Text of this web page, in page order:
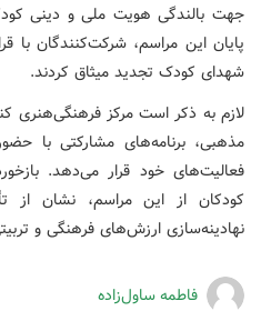
جهت بالندگی هویت ملی و دینی
پایان این مراسم، شرکت‌کنندگان با
شهدای کودک تجدید میثاق کردند.
لازم به ذکر است مرکز فرهنگی‌هنری
مذهبی، برنامه‌های مشارکتی با
فعالیت‌های خود قرار می‌دهد.
کودکان از این مراسم، نشان از
نهادینه‌سازی ارزش‌های فرهنگی و
فاطمه ساول‌زاده